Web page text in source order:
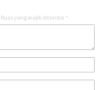
Ruas yang wajib ditandai *